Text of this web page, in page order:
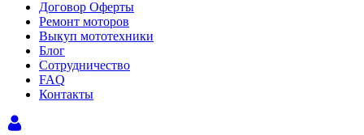
Договор Оферты
Ремонт моторов
Выкуп мототехники
Блог
Сотрудничество
FAQ
Контакты